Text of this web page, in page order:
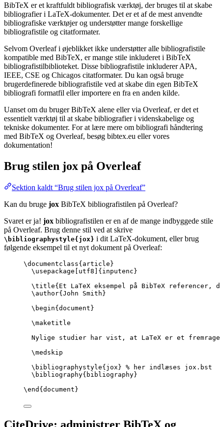
BibTeX er et kraftfuldt bibliografisk værktøj, der bruges til at skabe
bibliografier i LaTeX-dokumenter. Det er et af de mest anvendte
bibliografiske værktøjer og understøtter mange forskellige
bibliografistile og citatformater.
Selvom Overleaf i øjeblikket ikke understøtter alle bibliografistile
kompatible med BibTeX, er mange stile inkluderet i BibTeX
bibliografistilbiblioteket. Disse bibliografistile inkluderer APA,
IEEE, CSE og Chicagos citatformater. Du kan også bruge
brugerdefinerede bibliografistile ved at skabe din egen BibTeX
bibliografi formatfil eller importere en fra en anden kilde.
Uanset om du bruger BibTeX alene eller via Overleaf, er det et
essentielt værktøj til at skabe bibliografier i videnskabelige og
tekniske dokumenter. For at lære mere om bibliografi håndtering
med BibTeX og Overleaf, besøg bibtex.eu eller vores
dokumentation!
Brug stilen jox på Overleaf
Sektion kaldt “Brug stilen jox på Overleaf”
Kan du bruge jox BibTeX bibliografistilen på Overleaf?
Svaret er ja! jox bibliografistilen er en af de mange indbyggede stile
på Overleaf. Brug denne stil ved at skrive
\bibliographystyle{jox} i dit LaTeX-dokument, eller brug
følgende eksempel til et nyt dokument på Overleaf:
\documentclass{ article }
\usepackage
utf8 ]{ inputenc }
\title{Et LaTeX eksempel på BibTeX
\author{John Smith}
\begin{ document }
\maketitle
Nylige studier har vist, at LaTeX er et
\medskip
\bibliographystyle{jox} % her indlæses jox.bst
\bibliography{bibliography}
\end { document }